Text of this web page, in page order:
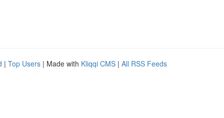
| Top Users | Made with Kliqqi CMS | All RSS Feeds